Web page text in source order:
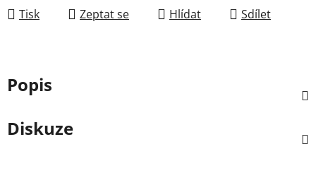
Tisk Zeptat se Hlídat Sdílet
Popis
Diskuze